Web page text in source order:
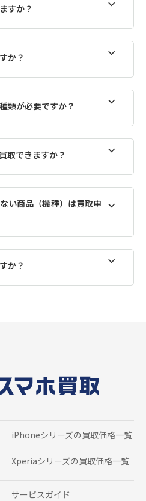
すか？
か？
類が必要ですか？
取できますか？
い商品（機種）は買取申
か？
iPhoneシリーズの 買取価格一覧
Xperiaシリーズの 買取価格一覧
サービスガイド